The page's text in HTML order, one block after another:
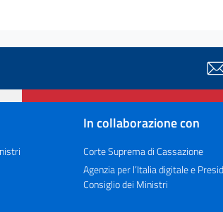
In collaborazione con
Corte Suprema di Cassazione
Agenzia per l’Italia digitale e
Consiglio dei Ministri